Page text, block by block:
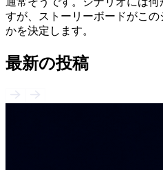
すが、ストーリーボードがこ
かを決定します。
最新の投稿